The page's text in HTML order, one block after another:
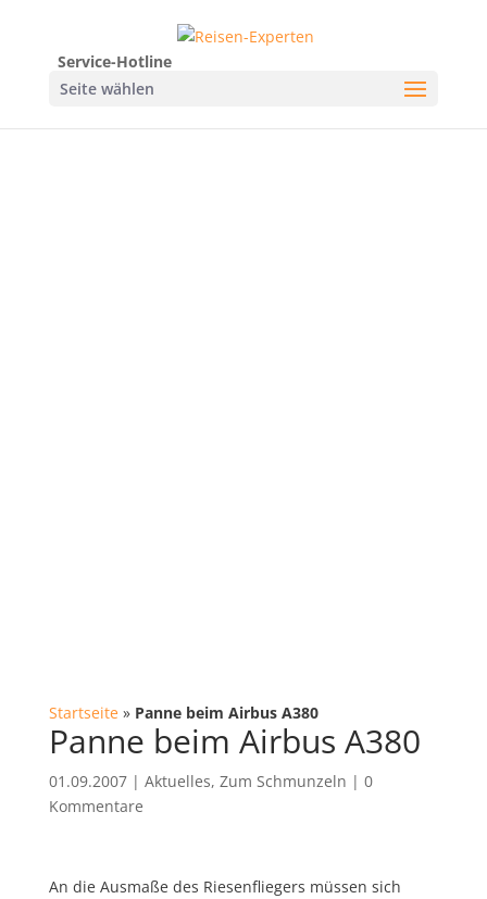
Service-Hotline
Seite wählen
Startseite» Panne beim Airbus A380
Panne beim Airbus A380
01.09.2007| Aktuelles, Zum Schmunzeln | 0
Kommentare
An die Ausmaße des Riesenfliegers müssen sich